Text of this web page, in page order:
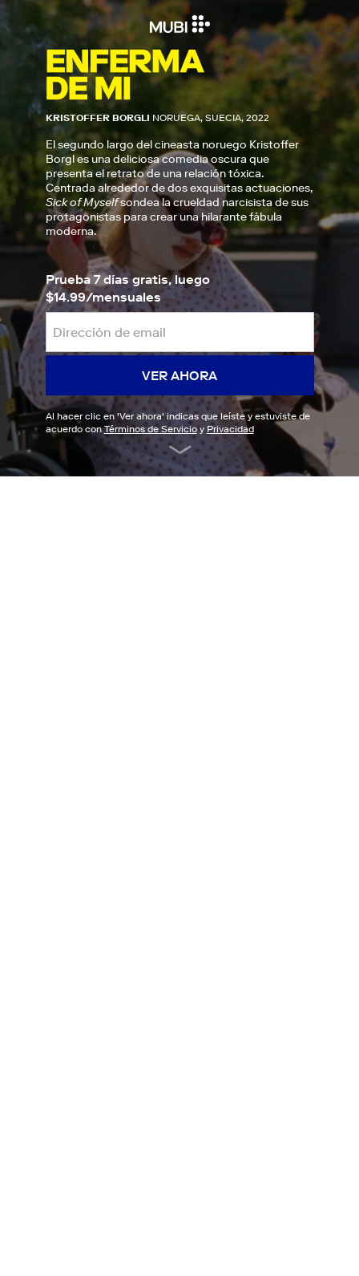
KRISTOFFER BORGLI NORUEGA, SUECIA, 2022
El segundo largo del cineasta noruego Kristoffer
Borgl es una deliciosa comedia oscura que
presenta el retrato de una relación tóxica.
Centrada alrededor de dos exquisitas actuaciones,
Sick of Myselfsondea la crueldad narcisista de sus
protagonistas para crear una hilarante fábula
moderna.
Prueba 7 días gratis, luego
$14.99/mensuales
VER AHORA
Al hacer clic en 'Ver ahora' indicas que leíste y estuviste de
acuerdo conTérminos de Servicioy Privacidad